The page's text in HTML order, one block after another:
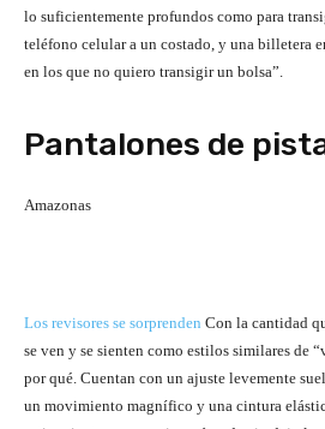
lo suficientemente profundos como para
teléfono celular a un costado, y una billetera
en los que no quiero transigir un bolsa”.
Pantalones de
Amazonas
Los revisores se sorprenden Con la cantidad
se ven y se sienten como estilos similares de
por qué. Cuentan con un ajuste levemente
un movimiento magnífico y una cintura